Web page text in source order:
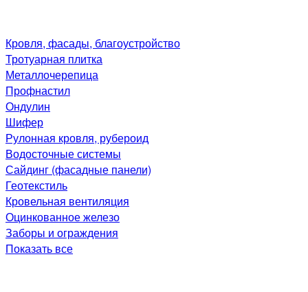
Кровля, фасады, благоустройство
Тротуарная плитка
Металлочерепица
Профнастил
Ондулин
Шифер
Рулонная кровля, рубероид
Водосточные системы
Сайдинг (фасадные панели)
Геотекстиль
Кровельная вентиляция
Оцинкованное железо
Заборы и ограждения
Показать все